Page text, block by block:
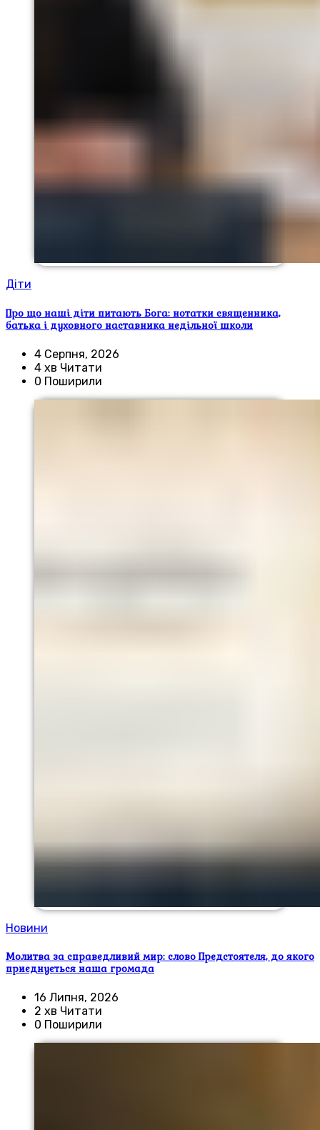
Діти
Про що наші діти питають Бога: нотатки священника,
батька і духовного наставника недільної школи
4 Серпня, 2026
4 хв Читати
0 Поширили
Новини
Молитва за справедливий мир: слово Предстоятеля, до якого
приєднується наша громада
16 Липня, 2026
2 хв Читати
0 Поширили